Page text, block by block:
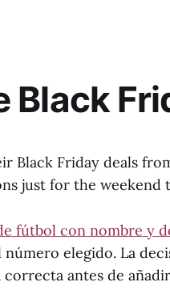
Black
Black Friday deals
just for the weekend
fútbol con nombre y
elegido. La
antes de